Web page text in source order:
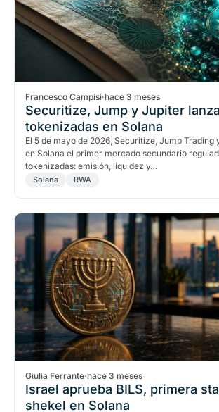
Francesco Campisi·hace 3 meses
Securitize, Jump y Jupiter
tokenizadas en Solana
El 5 de mayo de 2026, Securitize, Jump Trading
en Solana el primer mercado secundario
tokenizadas: emisión, liquidez y…
Solana RWA
Giulia Ferrante·hace 3 meses
Israel aprueba BILS, primera
shekel en Solana